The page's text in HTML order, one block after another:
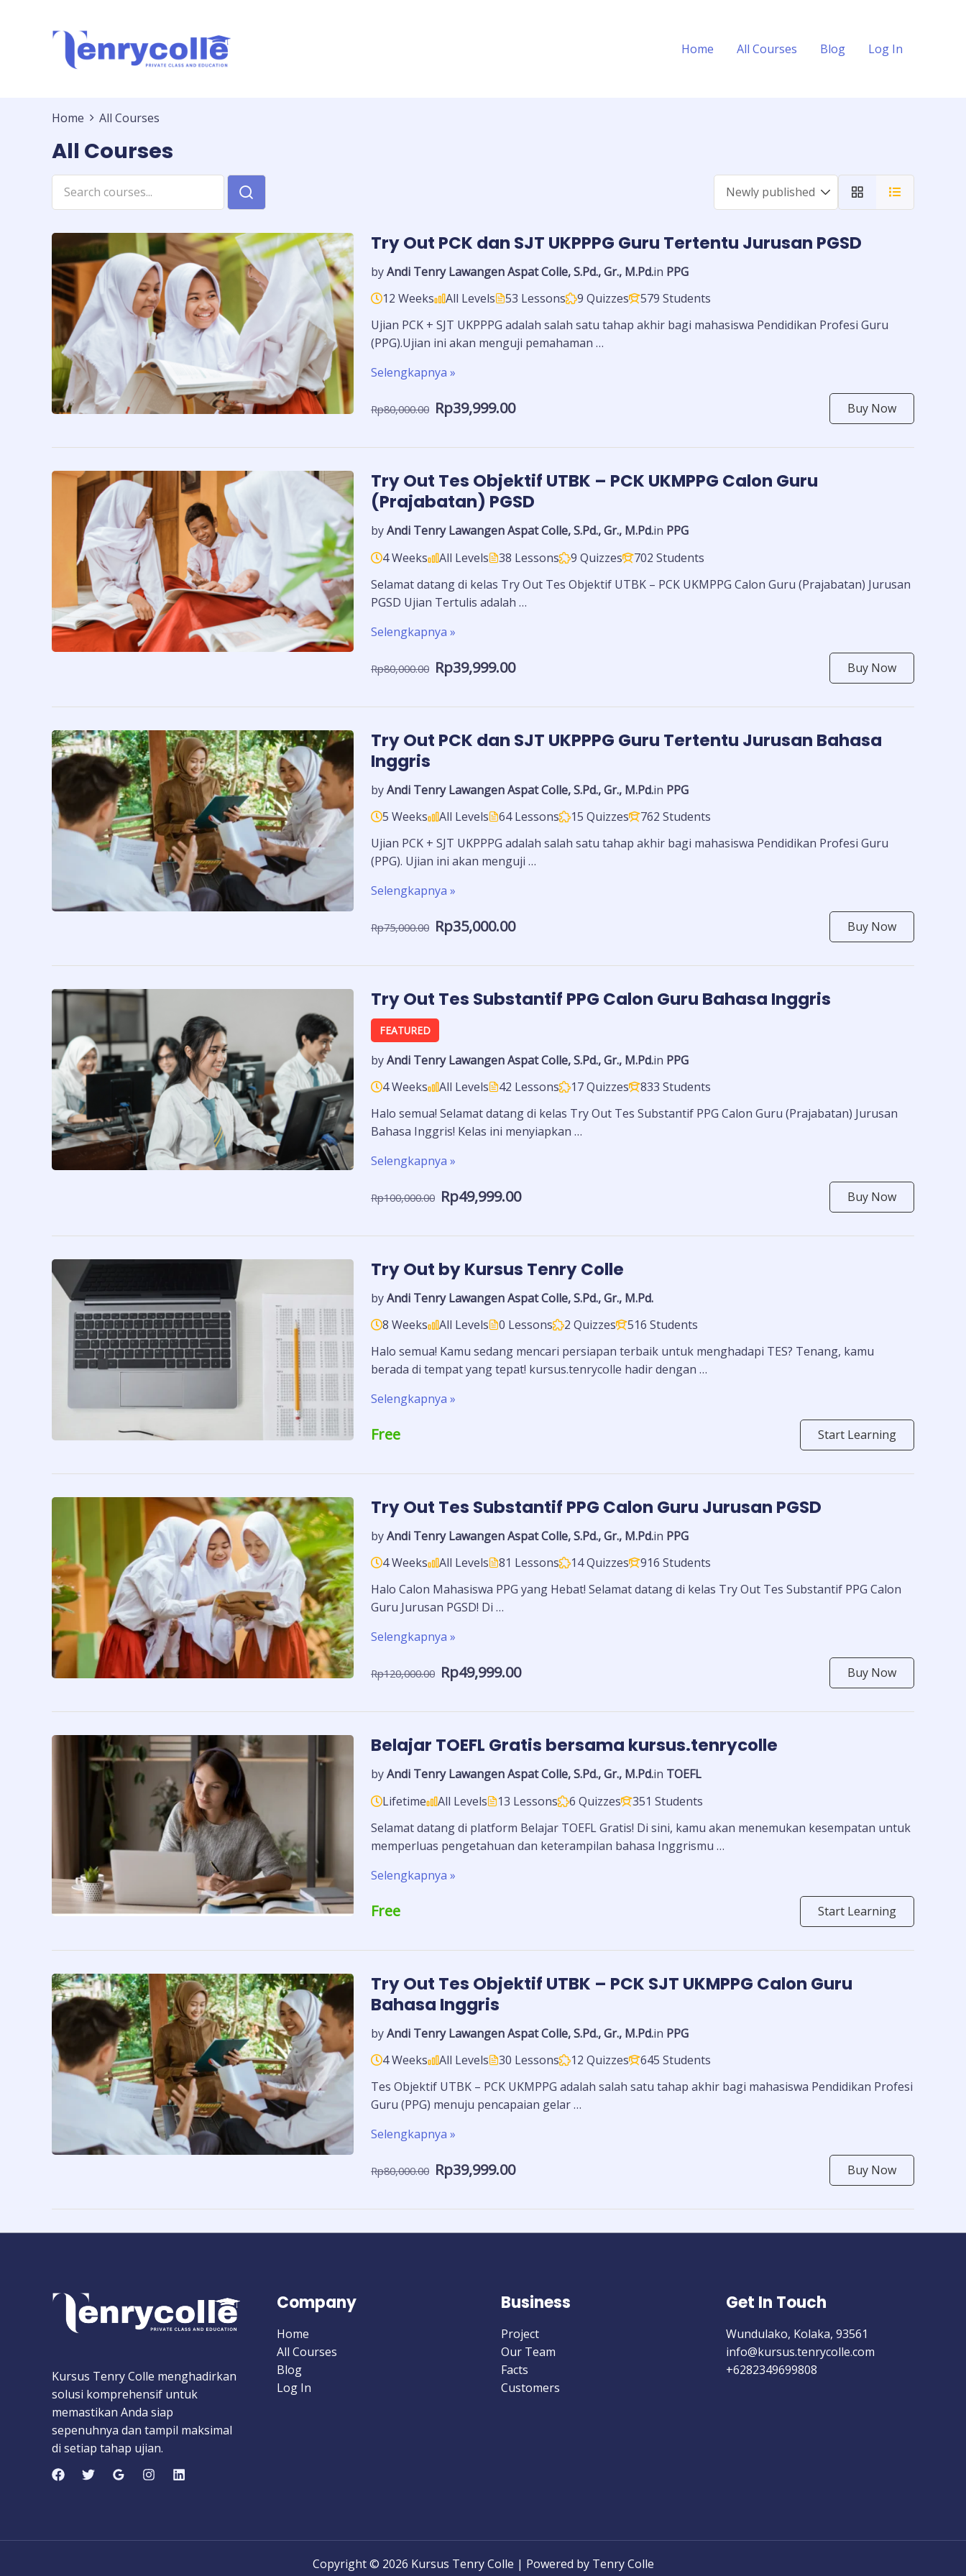
Home All Courses Blog Log In
Home All Courses
All Courses
Try Out PCK dan SJT UKPPPG Guru Tertentu Jurusan PGSD
byAndi Tenry Lawangen Aspat Colle, S.Pd., Gr., M.Pd.in PPG
12 Weeks
All Levels 53 Lessons 9 Quizzes
579 Students
Ujian PCK + SJT UKPPPG adalah salah satu tahap akhir bagi mahasiswa Pendidikan Profesi Guru
(PPG).Ujian ini akan menguji pemahaman …
Selengkapnya »
Rp80,000.00 Rp39,999.00 Buy Now
Try Out Tes Objektif UTBK – PCK UKMPPG Calon Guru
(Prajabatan) PGSD
byAndi Tenry Lawangen Aspat Colle, S.Pd., Gr., M.Pd.in PPG
4 Weeks
All Levels 38 Lessons 9 Quizzes
702 Students
Selamat datang di kelas Try Out Tes Objektif UTBK – PCK UKMPPG Calon Guru (Prajabatan) Jurusan
PGSD Ujian Tertulis adalah …
Selengkapnya »
Rp80,000.00 Rp39,999.00 Buy Now
Try Out PCK dan SJT UKPPPG Guru Tertentu Jurusan Bahasa
Inggris
byAndi Tenry Lawangen Aspat Colle, S.Pd., Gr., M.Pd.in PPG
5 Weeks
All Levels 64 Lessons 15 Quizzes
762 Students
Ujian PCK + SJT UKPPPG adalah salah satu tahap akhir bagi mahasiswa Pendidikan Profesi Guru
(PPG). Ujian ini akan menguji …
Selengkapnya »
Rp75,000.00 Rp35,000.00 Buy Now
Try Out Tes Substantif PPG Calon Guru Bahasa Inggris
FEATURED
byAndi Tenry Lawangen Aspat Colle, S.Pd., Gr., M.Pd.in PPG
4 Weeks
All Levels 42 Lessons 17 Quizzes
833 Students
Halo semua! Selamat datang di kelas Try Out Tes Substantif PPG Calon Guru (Prajabatan) Jurusan
Bahasa Inggris! Kelas ini menyiapkan …
Selengkapnya »
Rp100,000.00 Rp49,999.00 Buy Now
Try Out by Kursus Tenry Colle
byAndi Tenry Lawangen Aspat Colle, S.Pd., Gr., M.Pd.
8 Weeks
All Levels 0 Lessons 2 Quizzes
516 Students
Halo semua! Kamu sedang mencari persiapan terbaik untuk menghadapi TES? Tenang, kamu
berada di tempat yang tepat! kursus.tenrycolle hadir dengan …
Selengkapnya »
Free Start Learning
Try Out Tes Substantif PPG Calon Guru Jurusan PGSD
byAndi Tenry Lawangen Aspat Colle, S.Pd., Gr., M.Pd.in PPG
4 Weeks
All Levels 81 Lessons 14 Quizzes
916 Students
Halo Calon Mahasiswa PPG yang Hebat! Selamat datang di kelas Try Out Tes Substantif PPG Calon
Guru Jurusan PGSD! Di …
Selengkapnya »
Rp120,000.00 Rp49,999.00 Buy Now
Belajar TOEFL Gratis bersama kursus.tenrycolle
byAndi Tenry Lawangen Aspat Colle, S.Pd., Gr., M.Pd.in TOEFL
Lifetime
All Levels 13 Lessons 6 Quizzes
351 Students
Selamat datang di platform Belajar TOEFL Gratis! Di sini, kamu akan menemukan kesempatan untuk
memperluas pengetahuan dan keterampilan bahasa Inggrismu …
Selengkapnya »
Free Start Learning
Try Out Tes Objektif UTBK – PCK SJT UKMPPG Calon Guru
Bahasa Inggris
byAndi Tenry Lawangen Aspat Colle, S.Pd., Gr., M.Pd.in PPG
4 Weeks
All Levels 30 Lessons 12 Quizzes
645 Students
Tes Objektif UTBK – PCK UKMPPG adalah salah satu tahap akhir bagi mahasiswa Pendidikan Profesi
Guru (PPG) menuju pencapaian gelar …
Selengkapnya »
Rp80,000.00 Rp39,999.00 Buy Now
Kursus Tenry Colle menghadirkan
solusi komprehensif untuk
memastikan Anda siap
sepenuhnya dan tampil maksimal
di setiap tahap ujian.
Company
Home
All Courses
Blog
Log In
Business
Project
Our Team
Facts
Customers
Get In Touch
Wundulako, Kolaka, 93561
info@kursus.tenrycolle.com​
+6282349699808
Copyright © 2026 Kursus Tenry Colle | Powered by Tenry Colle